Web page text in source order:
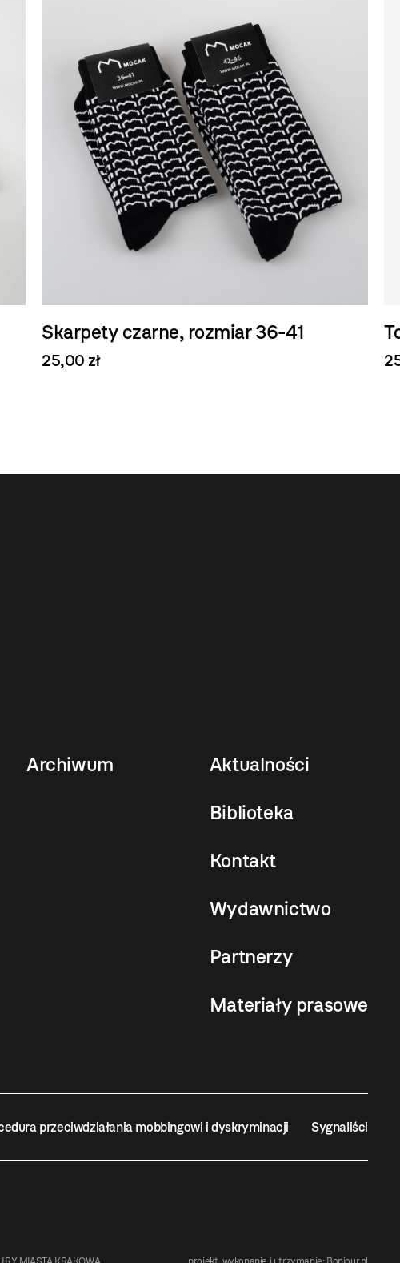
Skarpety czarne, rozmiar 36-41
25,00 zł
Archiwum Aktualności
Biblioteka
Kontakt
Wydawnictwo
Partnerzy
Materiały prasowe
przeciwdziałania mobbingowi i dyskryminacji Sygnaliści